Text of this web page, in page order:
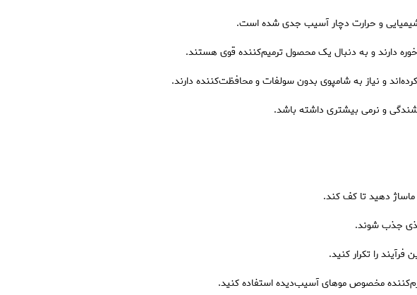
شیمیایی و حرارت دچار آسیب جدی شده است.
دارند و به دنبال یک محصول ترمیم‌کننده قوی هستند.
و نیاز به شامپوی بدون سولفات و محافظت‌کننده دارند.
و نرمی بیشتری داشته باشد.